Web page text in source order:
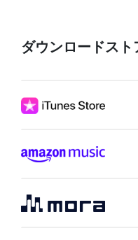
ダウンロードスト